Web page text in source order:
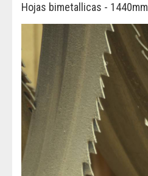
Hojas bimetallicas - 1440mm